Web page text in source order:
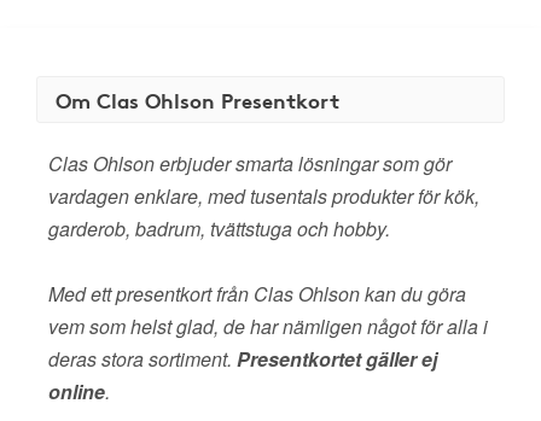
Om Clas Ohlson Presentkort
Clas Ohlson erbjuder smarta lösningar som gör
vardagen enklare, med tusentals produkter för kök,
garderob, badrum, tvättstuga och hobby.
Med ett presentkort från Clas Ohlson kan du göra
vem som helst glad, de har nämligen något för alla i
deras stora sortiment. Presentkortet gäller ej
online.